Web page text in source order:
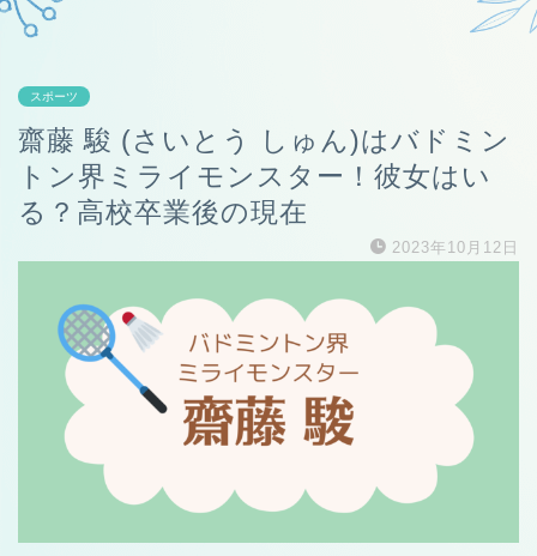
スポーツ
齋藤 駿 (さいとう しゅん)はバドミン
トン界ミライモンスター！彼女はい
る？高校卒業後の現在
2023年10月12日